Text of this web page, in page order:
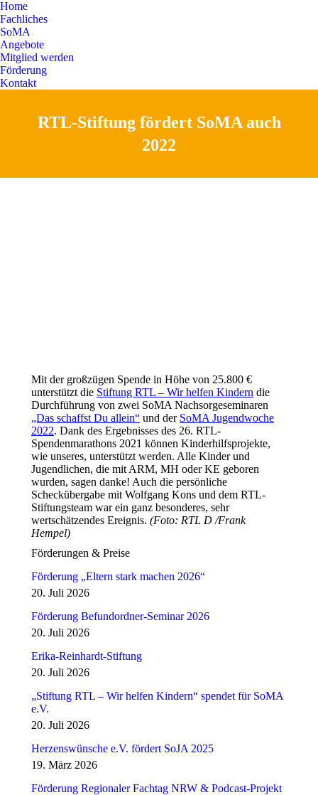
Home
Fachliches
SoMA
Angebote
Mitglied werden
Förderung
Kontakt
RTL-Stiftung fördert SoMA auch
2022
Sie befinden sich hier:
Mit der großzügen Spende in Höhe von 25.800 €
unterstützt die Stiftung RTL – Wir helfen Kindern die
Durchführung von zwei SoMA Nachsorgeseminaren
„Das schaffst Du allein“ und der SoMA Jugendwoche
2022. Dank des Ergebnisses des 26. RTL-
Spendenmarathons 2021 können Kinderhilfsprojekte,
wie unseres, unterstützt werden. Alle Kinder und
Jugendlichen, die mit ARM, MH oder KE geboren
wurden, sagen danke! Auch die persönliche
Scheckübergabe mit Wolfgang Kons und dem RTL-
Stiftungsteam war ein ganz besonderes, sehr
wertschätzendes Ereignis. (Foto: RTL D /Frank
Hempel)
Förderungen & Preise
Förderung „Eltern stark machen 2026“
20. Juli 2026
Förderung Befundordner-Seminar 2026
20. Juli 2026
Erika-Reinhardt-Stiftung
20. Juli 2026
„Stiftung RTL – Wir helfen Kindern“ spendet für SoMA
e.V.
20. Juli 2026
Herzenswünsche e.V. fördert SoJA 2025
19. März 2026
Förderung Regionaler Fachtag NRW & Podcast-Projekt